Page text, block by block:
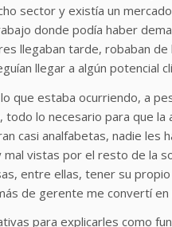
sector y existía un
donde podía haber
llegaban tarde, robaban
llegar a algún potencial
que estaba ocurriendo, a
lo necesario para que
casi analfabetas, nadie
vistas por el resto de la
entre ellas, tener su
de gerente me convertí
para explicarles como